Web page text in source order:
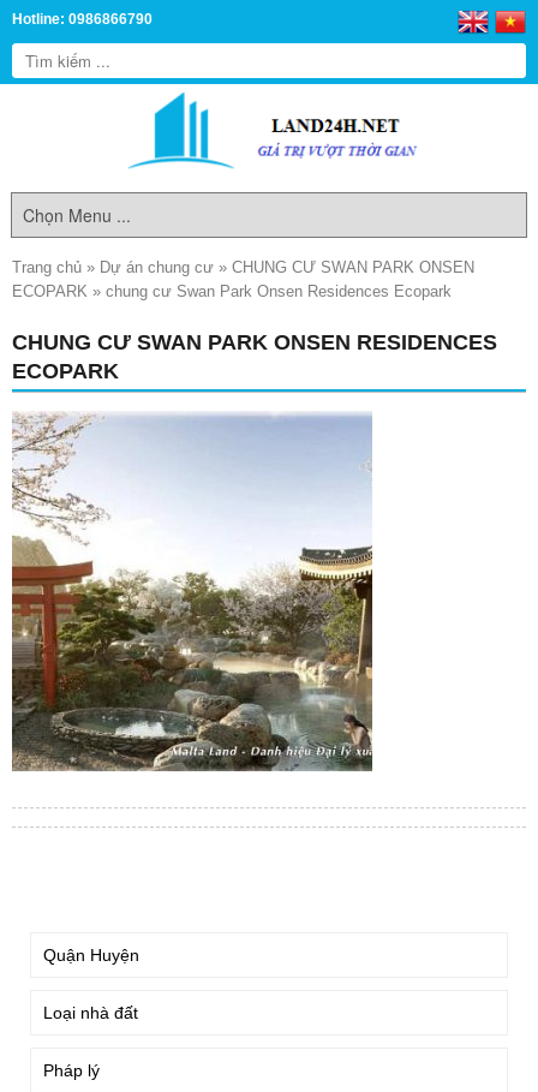
Hotline: 0986866790
Trang chủ » Dự án chung cư » CHUNG CƯ SWAN PARK ONSEN
ECOPARK » chung cư Swan Park Onsen Residences Ecopark
CHUNG CƯ SWAN PARK ONSEN RESIDENCES
ECOPARK